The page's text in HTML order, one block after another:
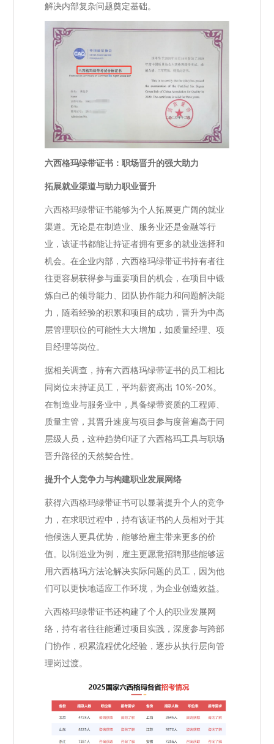
解决内部复杂问题奠定基础。
六西格玛绿带证书：职场晋升的强大助力
拓展就业渠道与助力职业晋升
六西格玛绿带证书能够为个人拓展更广阔的就业
渠道。无论是在制造业、服务业还是金融等行
业，该证书都能让持证者拥有更多的就业选择和
机会。在企业内部，六西格玛绿带证书持有者往
往更容易获得参与重要项目的机会，在项目中锻
炼自己的领导能力、团队协作能力和问题解决能
力，随着经验的积累和项目的成功，晋升为中高
层管理职位的可能性大大增加，如质量经理、项
目经理等岗位。
据相关调查，持有六西格玛绿带证书的员工相比
同岗位未持证员工，平均薪资高出 10%-20%。
在制造业与服务业中，具备绿带资质的工程师、
质量主管，其晋升速度与项目参与度普遍高于同
层级人员，这种趋势印证了六西格玛工具与职场
晋升路径的天然契合性。
提升个人竞争力与构建职业发展网络
获得六西格玛绿带证书可以显著提升个人的竞争
力，在求职过程中，持有该证书的人员相对于其
他候选人更具优势，能够给雇主带来更多的价
值。以制造业为例，雇主更愿意招聘那些能够运
用六西格玛方法论解决实际问题的员工，因为他
们可以更快地适应工作环境，为企业创造效益。
六西格玛绿带证书还构建了个人的职业发展网
络，持有者往往能通过项目实践，深度参与跨部
门协作，积累流程优化经验，逐步从执行层向管
理岗过渡。